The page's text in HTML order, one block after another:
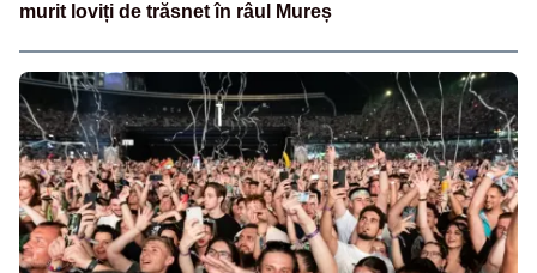
murit loviți de trăsnet în râul Mureș